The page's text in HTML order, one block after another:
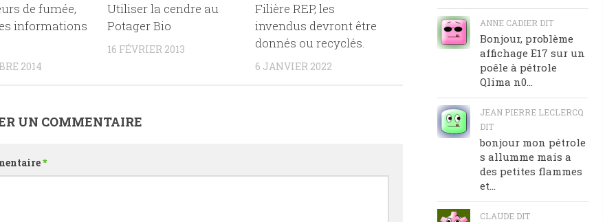
de fumée,
informations
2014
Utiliser la cendre au
Potager Bio
16 FÉVRIER 2013
Filière REP, les
invendus devront être
donnés ou recyclés.
6 JANVIER 2022
UN COMMENTAIRE
*
ANNE CADIER DIT
Bonjour, problème
affichage E17 sur un
poêle à pétrole
Qlima n0...
JEAN PIERRE LECLERCQ
DIT
bonjour mon pétrole
s allumme mais a
des petites flammes
et...
CLAUDE DIT